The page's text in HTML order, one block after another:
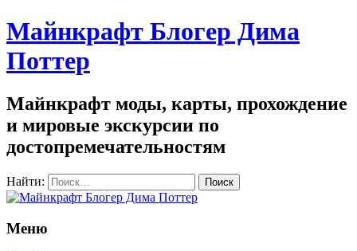
Майнкрафт Блогер Дима
Поттер
Майнкрафт моды, карты, прохождение
и мировые экскурсии по
достопремечательностям
Найти:
Меню